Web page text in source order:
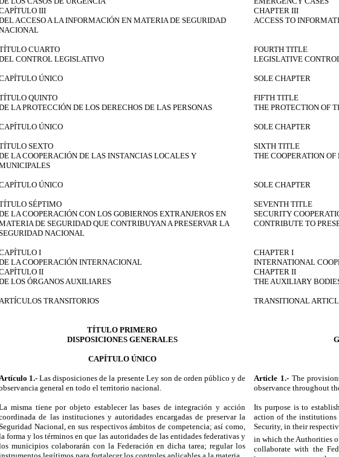
III
CHAPTER III
ACCESO A LA INFORMACIÓN EN MATERIA DE SEGURIDAD
ACCESS TO
CUARTO
FOURTH TITLE
CONTROL LEGISLATIVO
LEGISLATIVE
ÚNICO SOLE CHAPTER
QUINTO
FIFTH TITLE
LA PROTECCIÓN DE LOS DERECHOS DE LAS PERSONAS
THE PROTECTION OF
ÚNICO SOLE CHAPTER
SEXTO
SIXTH TITLE
LA COOPERACIÓN DE LAS INSTANCIAS LOCALES Y
THE COOPERATION
ÚNICO SOLE CHAPTER
SÉPTIMO
SEVENTH TITLE
LA COOPERACIÓN CON LOS GOBIERNOS EXTRANJEROS EN
DE SEGURIDAD QUE CONTRIBUYAN A PRESERVAR LA
NACIONAL
SECURITY
CONTRIBUTE TO
I
CHAPTER I
LA COOPERACIÓN INTERNACIONAL
INTERNATIONAL
II
CHAPTER II
LOS ÓRGANOS AUXILIARES
THE AUXILIARY
TRANSITORIOS TRANSITIONAL
TÍTULO PRIMERO
DISPOSICIONES GENERALES
CAPÍTULO ÚNICO
1.-Las disposiciones de la presente Ley son de orden público y de
general en todo el territorio nacional.
Article 1.- The
observance throughout
misma tiene por objeto establecer las bases de integración y acción
de las instituciones y autoridades encargadas de preservar la
Nacional, en sus respectivos ámbitos de competencia; así como,
forma y los términos en que las autoridades de las entidades federativas y
municipios colaborarán con la Federación en dicha tarea; regular los
Its purpose is to
action of the institutions
Security, in their
in which the Authorities
collaborate with the